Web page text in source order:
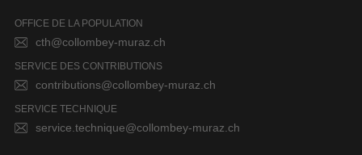
OFFICE DE LA POPULATION
cth@collombey-muraz.ch
SERVICE DES CONTRIBUTIONS
contributions@collombey-muraz.ch
SERVICE TECHNIQUE
service.technique@collombey-muraz.ch